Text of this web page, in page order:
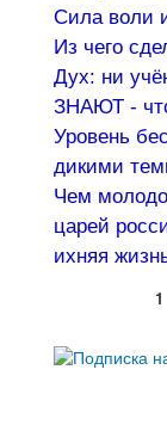
Сила воли
Из чего
Дух: ни
ЗНАЮТ -
Уровень
дикими
Чем
царей
ихняя
Страницы
1